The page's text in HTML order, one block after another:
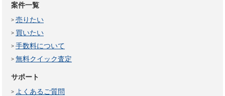
案件一覧
売りたい
買いたい
手数料について
無料クイック査定
サポート
よくあるご質問